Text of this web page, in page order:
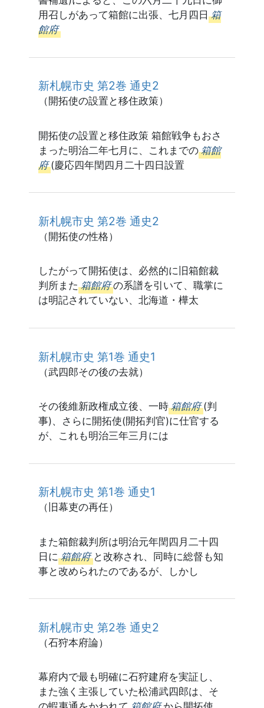
用召しがあって箱館に出張、七月四日 箱
館府
新札幌市史 第2巻 通史2
（開拓使の設置と移住政策）
開拓使の設置と移住政策 箱館戦争もおさ
まった明治二年七月に、これまでの 箱館
府 (慶応四年閏四月二十四日設置
新札幌市史 第2巻 通史2
（開拓使の性格）
したがって開拓使は、必然的に旧箱館裁
判所また 箱館府 の系譜を引いて、職掌に
は明記されていない、北海道・樺太
新札幌市史 第1巻 通史1
（武四郎その後の去就）
その後維新政権成立後、一時 箱館府 (判
事)、さらに開拓使(開拓判官)に仕官する
が、これも明治三年三月には
新札幌市史 第1巻 通史1
（旧幕吏の再任）
また箱館裁判所は明治元年閏四月二十四
日に 箱館府 と改称され、同時に総督も知
事と改められたのであるが、しかし
新札幌市史 第2巻 通史2
（石狩本府論）
幕府内で最も明確に石狩建府を実証し、
また強く主張していた松浦武四郎は、そ